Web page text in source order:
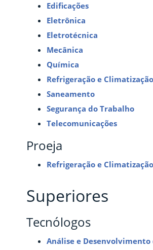
Edificações
Eletrônica
Eletrotécnica
Mecânica
Química
Refrigeração e Climatização
Saneamento
Segurança do Trabalho
Telecomunicações
Proeja
Refrigeração e Climatização
Superiores
Tecnólogos
Análise e Desenvolvimento